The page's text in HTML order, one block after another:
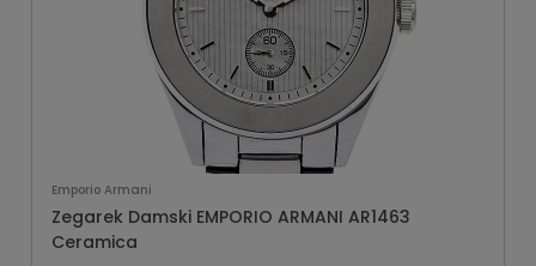
Emporio Armani
Zegarek Damski EMPORIO ARMANI AR1463
Ceramica